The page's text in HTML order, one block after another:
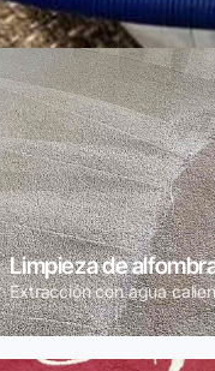
Limpieza de
Extracción con agua